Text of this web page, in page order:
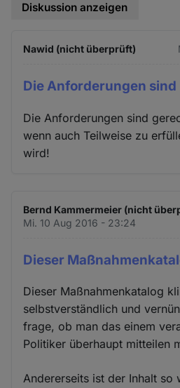
Diskussion anzeigen
Nawid (nicht überprüft)
Die Anforderungen sind
Die Anforderungen sind
wenn auch Teilweise zu
wird!
Bernd Kammermeier (nicht
Mi. 10 Aug 2016 - 23:24
Dieser
Dieser Maßnahmenkatalog
selbstverständlich und
frage, ob man das einem
Politiker überhaupt mitteilen
Andererseits ist der Inhalt so